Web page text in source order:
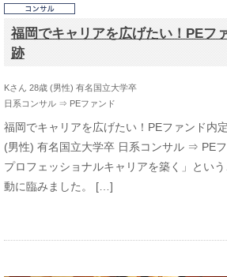
福岡でキャリアを広げたい！PEフ
跡
Kさん 28歳 (男性) 有名国立大学卒
日系コンサル ⇒ PEファンド
福岡でキャリアを広げたい！PEファンド内
(男性) 有名国立大学卒 日系コンサル ⇒ PE
プロフェッショナルキャリアを築く」とい
動に臨みました。 […]